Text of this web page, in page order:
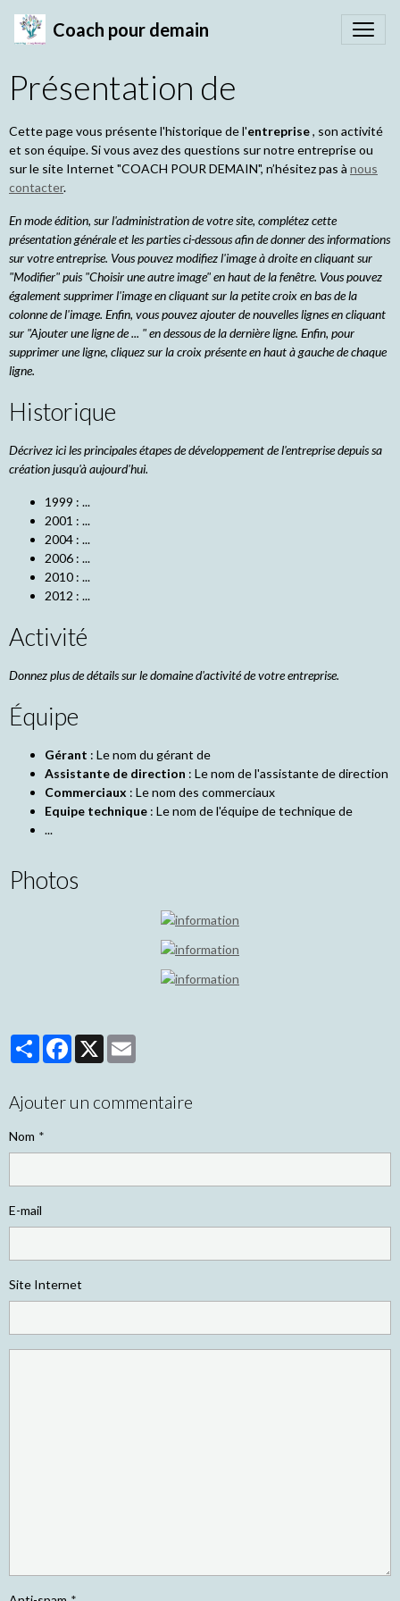
Coach pour demain
Présentation de
Cette page vous présente l'historique de l'entreprise, son activité
et son équipe. Si vous avez des questions sur notre entreprise ou
sur le site Internet "COACH POUR DEMAIN", n’hésitez pas à nous
contacter.
En mode édition, sur l'administration de votre site, complétez cette
présentation générale et les parties ci-dessous afin de donner des informations
sur votre entreprise. Vous pouvez modifiez l'image à droite en cliquant sur
"Modifier" puis "Choisir une autre image" en haut de la fenêtre. Vous pouvez
également supprimer l'image en cliquant sur la petite croix en bas de la
colonne de l'image. Enfin, vous pouvez ajouter de nouvelles lignes en cliquant
sur "Ajouter une ligne de ... " en dessous de la dernière ligne. Enfin, pour
supprimer une ligne, cliquez sur la croix présente en haut à gauche de chaque
ligne.
Historique
Décrivez ici les principales étapes de développement de l'entreprise depuis sa
création jusqu'à aujourd'hui.
1999 : ...
2001 : ...
2004 : ...
2006 : ...
2010 : ...
2012 : ...
Activité
Donnez plus de détails sur le domaine d'activité de votre entreprise.
Équipe
Gérant : Le nom du gérant de
Assistante de direction : Le nom de l'assistante de direction
Commerciaux : Le nom des commerciaux
Equipe technique : Le nom de l'équipe de technique de
...
Photos
PartagerFacebook
X
Ajouter un commentaire
Nom
E-mail
Site Internet